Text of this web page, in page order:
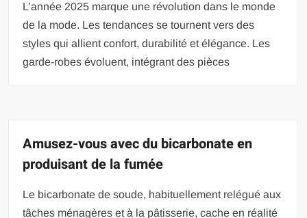
L’année 2025 marque une révolution dans le monde
de la mode. Les tendances se tournent vers des
styles qui allient confort, durabilité et élégance. Les
garde-robes évoluent, intégrant des pièces
Amusez-vous avec du bicarbonate en
produisant de la fumée
Le bicarbonate de soude, habituellement relégué aux
tâches ménagères et à la pâtisserie, cache en réalité